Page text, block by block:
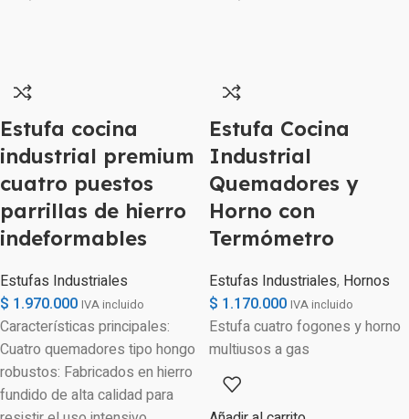
Estufa cocina
industrial premium
cuatro puestos
parrillas de hierro
indeformables
Estufas Industriales
$ 1.970.000 IVA incluido
Características principales:
Cuatro quemadores tipo hongo
robustos: Fabricados en hierro
fundido de alta calidad para
Estufa Cocina
Industrial
Quemadores y
Horno con
Termómetro
Estufas Industriales, Hornos
$ 1.170.000 IVA incluido
Estufa cuatro fogones y horno
multiusos a gas